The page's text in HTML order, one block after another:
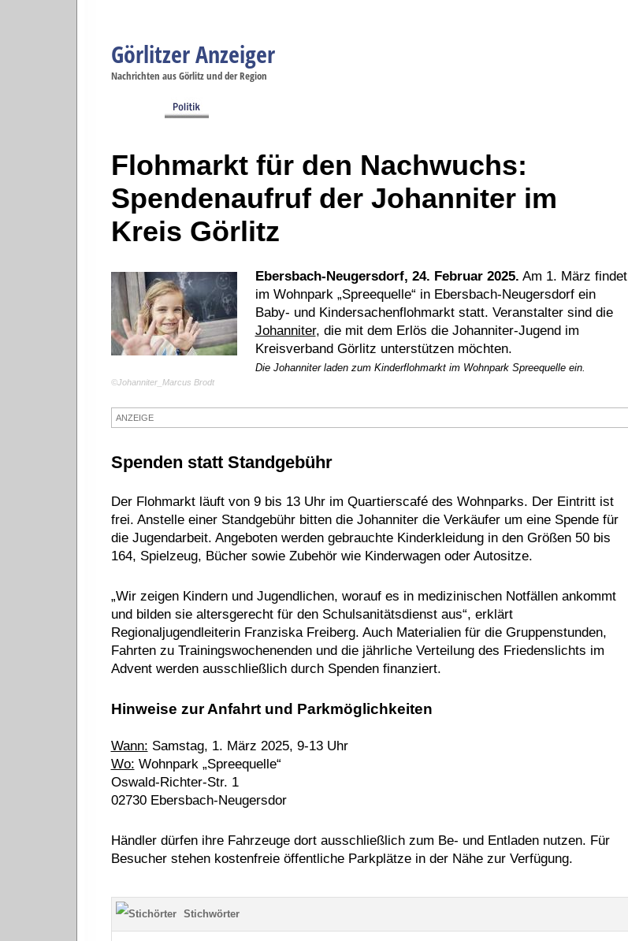
Görlitzer Anzeiger
Nachrichten aus Görlitz und der Region
Flohmarkt für den Nachwuchs:
Spendenaufruf der Johanniter im
Kreis Görlitz
Ebersbach-Neugersdorf, 24. Februar 2025. Am 1. März findet
im Wohnpark „Spreequelle“ in Ebersbach-Neugersdorf ein
Baby- und Kindersachenflohmarkt statt. Veranstalter sind die
Johanniter, die mit dem Erlös die Johanniter-Jugend im
Kreisverband Görlitz unterstützen möchten.
Die Johanniter laden zum Kinderflohmarkt im Wohnpark Spreequelle ein.
©Johanniter_Marcus Brodt
ANZEIGE
Spenden statt Standgebühr
Der Flohmarkt läuft von 9 bis 13 Uhr im Quartierscafé des Wohnparks. Der Eintritt ist
frei. Anstelle einer Standgebühr bitten die Johanniter die Verkäufer um eine Spende für
die Jugendarbeit. Angeboten werden gebrauchte Kinderkleidung in den Größen 50 bis
164, Spielzeug, Bücher sowie Zubehör wie Kinderwagen oder Autositze.
„Wir zeigen Kindern und Jugendlichen, worauf es in medizinischen Notfällen ankommt
und bilden sie altersgerecht für den Schulsanitätsdienst aus“, erklärt
Regionaljugendleiterin Franziska Freiberg. Auch Materialien für die Gruppenstunden,
Fahrten zu Trainingswochenenden und die jährliche Verteilung des Friedenslichts im
Advent werden ausschließlich durch Spenden finanziert.
Hinweise zur Anfahrt und Parkmöglichkeiten
Wann: Samstag, 1. März 2025, 9-13 Uhr
Wo: Wohnpark „Spreequelle“
Oswald-Richter-Str. 1
02730 Ebersbach-Neugersdor
Händler dürfen ihre Fahrzeuge dort ausschließlich zum Be- und Entladen nutzen. Für
Besucher stehen kostenfreie öffentliche Parkplätze in der Nähe zur Verfügung.
Stichwörter